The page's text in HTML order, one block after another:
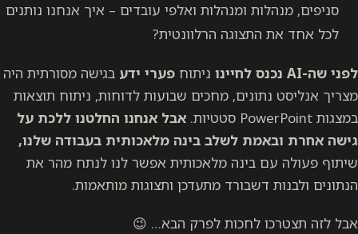
סניפים, מנהלות ומנהלות ואלפי עובדים – איך אנחנו נותנים
לכל אחד את התצוגה הרלוונטית?
לפני שה-AI נכנס לחיינו ניתוח פערי ידע בגישה מסורתית היה
מצריך אנליסט נתונים, מחכים שבועות לדוחות, ניתוח תוצאות
במצגות PowerPoint סטטיות.
אבל אנחנו החלטנו ללכת על
גישה אחרת ובאמת לשלב בינה מלאכותית בעבודה שלנו,
שיתוף פעולה עם בינה מלאכותית אפשר לנו לנתח מהר את
הנתונים ולבנות דשבורד מתעדכן ותצוגות מותאמות.
אבל לזה תצטרכו לחכות לפרק הבא… 😉